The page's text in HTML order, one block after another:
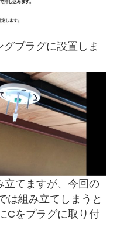
プラグに設置しま
立てますが、今回の
は組み立てしまうと
Cをプラグに取り付